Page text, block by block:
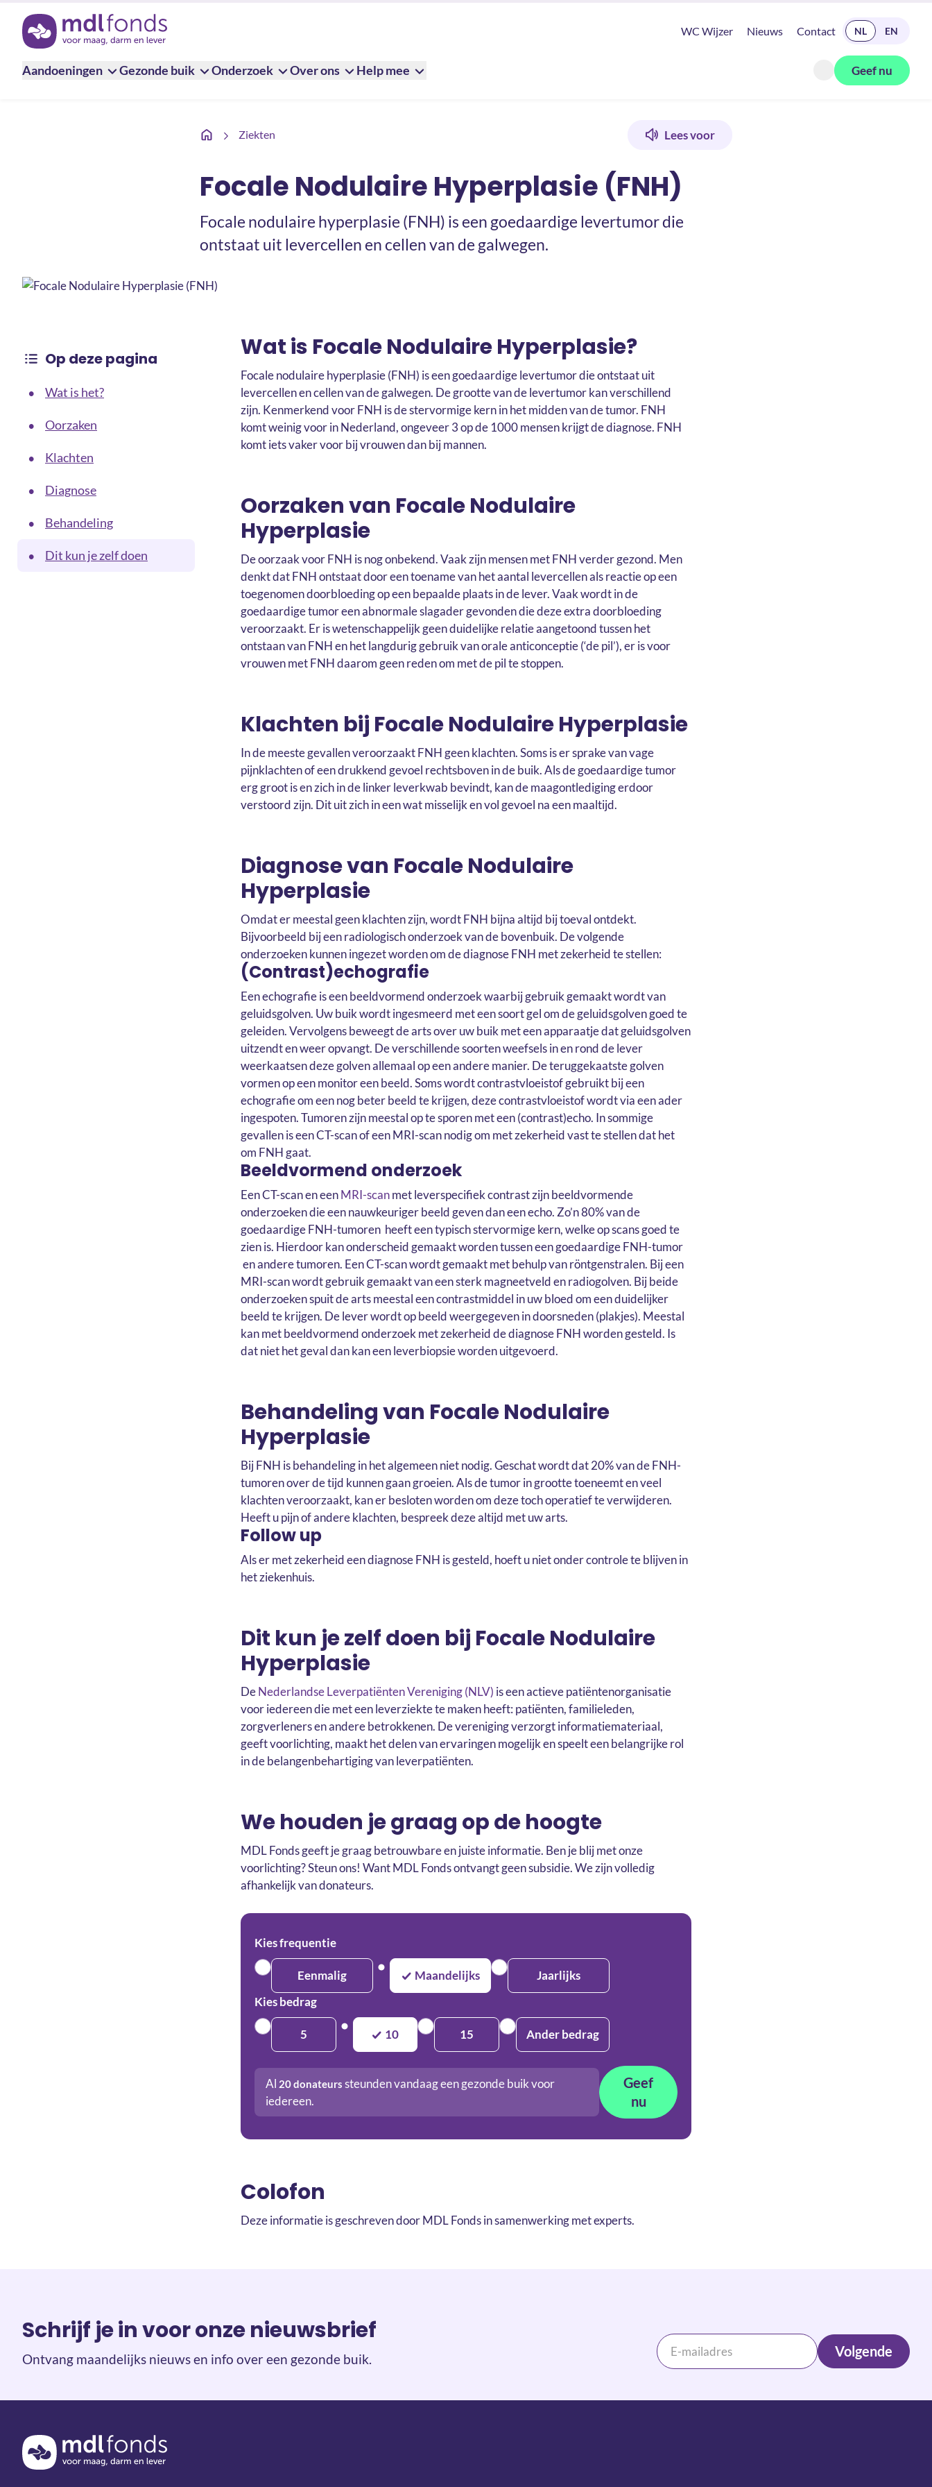
Terug naar de homepage
WC Wijzer Nieuws Contact READ IN ENGLISH
NL EN
Aandoeningen Gezonde buik Onderzoek Over ons Help mee
Zoeken openen
Geef nu
Ziekten
Focale Nodulaire Hyperplasie (FNH)
Lees voor
Focale Nodulaire Hyperplasie (FNH)
Focale nodulaire hyperplasie (FNH) is een goedaardige levertumor die
ontstaat uit levercellen en cellen van de galwegen.
Op deze pagina
• Wat is het?
• Oorzaken
• Klachten
• Diagnose
• Behandeling
• Dit kun je zelf doen
Wat is Focale Nodulaire Hyperplasie?
Focale nodulaire hyperplasie (FNH) is een goedaardige levertumor die ontstaat uit
levercellen en cellen van de galwegen. De grootte van de levertumor kan verschillend
zijn. Kenmerkend voor FNH is de stervormige kern in het midden van de tumor. FNH
komt weinig voor in Nederland, ongeveer 3 op de 1000 mensen krijgt de diagnose. FNH
komt iets vaker voor bij vrouwen dan bij mannen.
Oorzaken van Focale Nodulaire
Hyperplasie
De oorzaak voor FNH is nog onbekend. Vaak zijn mensen met FNH verder gezond. Men
denkt dat FNH ontstaat door een toename van het aantal levercellen als reactie op een
toegenomen doorbloeding op een bepaalde plaats in de lever. Vaak wordt in de
goedaardige tumor een abnormale slagader gevonden die deze extra doorbloeding
veroorzaakt. Er is wetenschappelijk geen duidelijke relatie aangetoond tussen het
ontstaan van FNH en het langdurig gebruik van orale anticonceptie (‘de pil’), er is voor
vrouwen met FNH daarom geen reden om met de pil te stoppen.
Klachten bij Focale Nodulaire Hyperplasie
In de meeste gevallen veroorzaakt FNH geen klachten. Soms is er sprake van vage
pijnklachten of een drukkend gevoel rechtsboven in de buik. Als de goedaardige tumor
erg groot is en zich in de linker leverkwab bevindt, kan de maagontlediging erdoor
verstoord zijn. Dit uit zich in een wat misselijk en vol gevoel na een maaltijd.
Diagnose van Focale Nodulaire
Hyperplasie
Omdat er meestal geen klachten zijn, wordt FNH bijna altijd bij toeval ontdekt.
Bijvoorbeeld bij een radiologisch onderzoek van de bovenbuik. De volgende
onderzoeken kunnen ingezet worden om de diagnose FNH met zekerheid te stellen:
(Contrast)echografie
Een echografie is een beeldvormend onderzoek waarbij gebruik gemaakt wordt van
geluidsgolven. Uw buik wordt ingesmeerd met een soort gel om de geluidsgolven goed te
geleiden. Vervolgens beweegt de arts over uw buik met een apparaatje dat geluidsgolven
uitzendt en weer opvangt. De verschillende soorten weefsels in en rond de lever
weerkaatsen deze golven allemaal op een andere manier. De teruggekaatste golven
vormen op een monitor een beeld. Soms wordt contrastvloeistof gebruikt bij een
echografie om een nog beter beeld te krijgen, deze contrastvloeistof wordt via een ader
ingespoten. Tumoren zijn meestal op te sporen met een (contrast)echo. In sommige
gevallen is een CT-scan of een MRI-scan nodig om met zekerheid vast te stellen dat het
om FNH gaat.
Beeldvormend onderzoek
Een CT-scan en eenMRI-scanmet leverspecifiek contrast zijn beeldvormende
onderzoeken die een nauwkeuriger beeld geven dan een echo. Zo’n 80% van de
goedaardige FNH-tumoren heeft een typisch stervormige kern, welke op scans goed te
zien is. Hierdoor kan onderscheid gemaakt worden tussen een goedaardige FNH-tumor
en andere tumoren. Een CT-scan wordt gemaakt met behulp van röntgenstralen. Bij een
MRI-scan wordt gebruik gemaakt van een sterk magneetveld en radiogolven. Bij beide
onderzoeken spuit de arts meestal een contrastmiddel in uw bloed om een duidelijker
beeld te krijgen. De lever wordt op beeld weergegeven in doorsneden (plakjes). Meestal
kan met beeldvormend onderzoek met zekerheid de diagnose FNH worden gesteld. Is
dat niet het geval dan kan een leverbiopsie worden uitgevoerd.
Behandeling van Focale Nodulaire
Hyperplasie
Bij FNH is behandeling in het algemeen niet nodig. Geschat wordt dat 20% van de FNH-
tumoren over de tijd kunnen gaan groeien. Als de tumor in grootte toeneemt en veel
klachten veroorzaakt, kan er besloten worden om deze toch operatief te verwijderen.
Heeft u pijn of andere klachten, bespreek deze altijd met uw arts.
Follow up
Als er met zekerheid een diagnose FNH is gesteld, hoeft u niet onder controle te blijven in
het ziekenhuis.
Dit kun je zelf doen bij Focale Nodulaire
Hyperplasie
DeNederlandse Leverpatiënten Vereniging (NLV) is een actieve patiëntenorganisatie
voor iedereen die met een leverziekte te maken heeft: patiënten, familieleden,
zorgverleners en andere betrokkenen. De vereniging verzorgt informatiemateriaal,
geeft voorlichting, maakt het delen van ervaringen mogelijk en speelt een belangrijke rol
in de belangenbehartiging van leverpatiënten.
We houden je graag op de hoogte
MDL Fonds geeft je graag betrouwbare en juiste informatie. Ben je blij met onze
voorlichting? Steun ons! Want MDL Fonds ontvangt geen subsidie. We zijn volledig
afhankelijk van donateurs.
Kies frequentie
Eenmalig Maandelijks Jaarlijks
Kies bedrag
5 10 15 Ander bedrag
Al 20donateurs steunden vandaag een gezonde buik voor
iedereen.
Geef
nu
Colofon
Deze informatie is geschreven door MDL Fonds in samenwerking met experts.
Schrijf je in voor onze nieuwsbrief
Ontvang maandelijks nieuws en info over een gezonde buik. Volgende
Terug naar de homepage